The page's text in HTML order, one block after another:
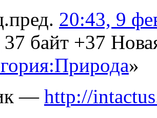
пред. 20:43, 9
37 байт +37
»
— http://